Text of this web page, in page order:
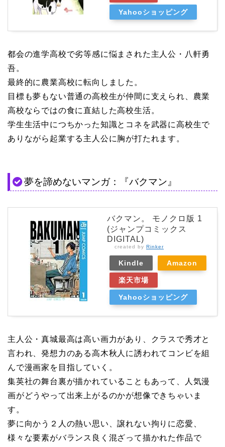
Yahooショッピング
都会の進学高校で劣等感に悩まされた主人公・八軒勇
吾。
最終的に農業高校に転向しました。
目標も夢もない普通の高校生が仲間に支えられ、農業
高校ならではの食に直結した高校生活。
学生生活中につちかった知識とコネを武器に高校生で
ありながら起業する主人公に胸が打たれます。
夢を諦めないマンガ：『バクマン』
バクマン。 モノクロ版 1
(ジャンプコミックス
DIGITAL)
created by Rinker
Kindle Amazon
楽天市場
Yahooショッピング
主人公・真城最高は高い画力があり、クラスで秀才と
言われ、発想力のある高木秋人に誘われてコンビを組
んで漫画家を目指していく。
集英社の舞台裏が描かれていることもあって、人気漫
画がどうやって出来上がるのかが想像できちゃいま
す。
夢に向かう２人の熱い思い、譲れない拘りに恋愛、
様々な要素がバランス良く混ざって描かれた作品で